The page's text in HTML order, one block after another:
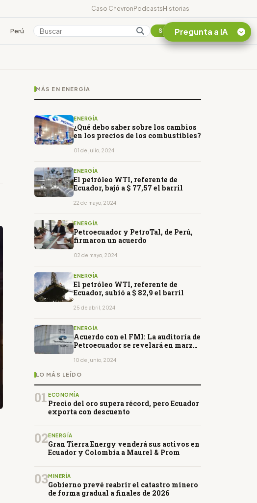
Caso ChevronPodcastsHistorias
Perú Colombia Suscribirse
MÁS EN ENERGÍA
ENERGÍA
¿Qué debo saber sobre los cambios
en los precios de los combustibles?
01 de julio, 2024
ENERGÍA
El petróleo WTI, referente de
Ecuador, bajó a $ 77,57 el barril
22 de mayo, 2024
ENERGÍA
Petroecuador y PetroTal, de Perú,
firmaron un acuerdo
02 de mayo, 2024
ENERGÍA
El petróleo WTI, referente de
Ecuador, subió a $ 82,9 el barril
25 de abril, 2024
ENERGÍA
Acuerdo con el FMI: La auditoría de
Petroecuador se revelará en marzo
10 de junio, 2024
LO MÁS LEÍDO
01 ECONOMÍA
Precio del oro supera récord, pero Ecuador
exporta con descuento
02 ENERGÍA
Gran Tierra Energy venderá sus activos en
Ecuador y Colombia a Maurel & Prom
03MINERÍA
Gobierno prevé reabrir el catastro minero
de forma gradual a finales de 2026
Pregunta a IA
¿En que consiste la